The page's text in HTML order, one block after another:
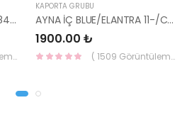
VİTES KÖRÜĞÜ İ20 08-12 84640-1J000-YS
( 1814 Görüntüleme )
KAPORTA GRUBU
AYNA İÇ BLUE/ELANTRA 11-/CEED 10-/RİO 12-/SPORTAGE 11- 85101-3X100-HMC
1900.00 ₺
( 1509 Görüntüleme )